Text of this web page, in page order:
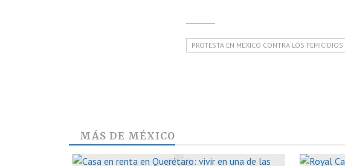
PROTESTA EN MÉXICO CONTRA LOS FEMICIDIOS
MÁS DE MÉXICO